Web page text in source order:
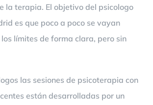
la terapia. El objetivo del psicologo
es que poco a poco se vayan
límites de forma clara, pero sin
las sesiones de psicoterapia con
están desarrolladas por un